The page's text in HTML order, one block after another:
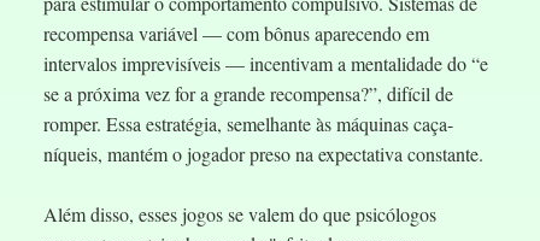
recompensa variável — com bônus aparecendo em
intervalos imprevisíveis — incentivam a mentalidade do “e
se a próxima vez for a grande recompensa?”, difícil de
romper. Essa estratégia, semelhante às máquinas caça-
níqueis, mantém o jogador preso na expectativa constante.
Além disso, esses jogos se valem do que psicólogos